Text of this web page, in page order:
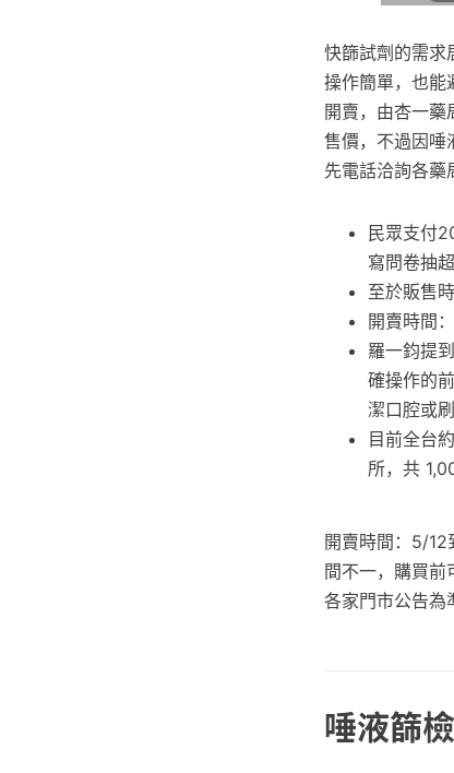
快篩試劑的需求
操作簡單，也能
開賣，由杏一藥
售價，不過因唾
先電話洽詢各藥
民眾支付
寫問卷抽
至於販售
開賣時間
羅一鈞提
確操作的
潔口腔或
目前全台
所，共
開賣時間：5/12
間不一，購買前
各家門市公告為
唾液篩